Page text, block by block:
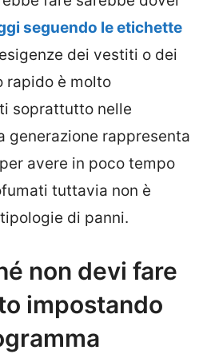
seguendo le etichette
dei vestiti o dei
rapido è molto
soprattutto nelle
generazione rappresenta
avere in poco tempo
tuttavia non è
di panni.
non devi fare
impostando